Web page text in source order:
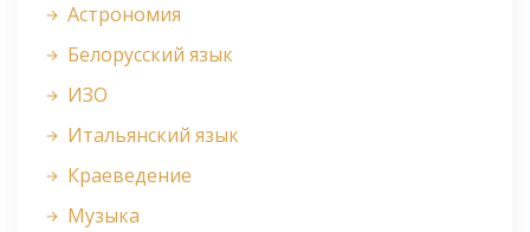
Астрономия
Белорусский язык
ИЗО
Итальянский язык
Краеведение
Музыка